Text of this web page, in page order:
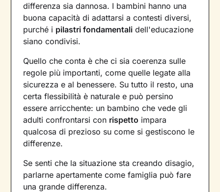
differenza sia dannosa. I bambini hanno una
buona capacità di adattarsi a contesti diversi,
purché i pilastri fondamentali dell'educazione
siano condivisi.
Quello che conta è che ci sia coerenza sulle
regole più importanti, come quelle legate alla
sicurezza e al benessere. Su tutto il resto, una
certa flessibilità è naturale e può persino
essere arricchente: un bambino che vede gli
adulti confrontarsi con rispetto impara
qualcosa di prezioso su come si gestiscono le
differenze.
Se senti che la situazione sta creando disagio,
parlarne apertamente come famiglia può fare
una grande differenza.